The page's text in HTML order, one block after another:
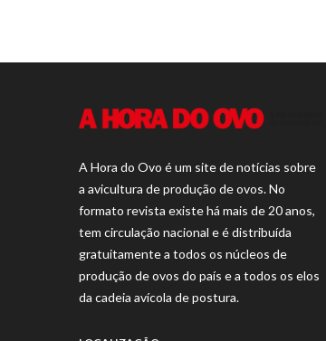
A Hora do Ovo é um site de notícias sobre
a avicultura de produção de ovos. No
formato revista existe há mais de 20 anos,
tem circulação nacional e é distribuída
gratuitamente a todos os núcleos de
produção de ovos do país e a todos os elos
da cadeia avícola de postura.